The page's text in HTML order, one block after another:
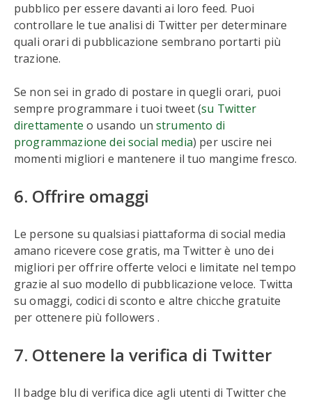
pubblico per essere davanti ai loro feed. Puoi
controllare le tue analisi di Twitter per determinare
quali orari di pubblicazione sembrano portarti più
trazione.
Se non sei in grado di postare in quegli orari, puoi
sempre programmare i tuoi tweet (su Twitter
direttamente o usando unstrumento di
programmazione dei social media) per uscire nei
momenti migliori e mantenere il tuo mangime fresco.
6. Offrire omaggi
Le persone su qualsiasi piattaforma di social media
amano ricevere cose gratis, ma Twitter è uno dei
migliori per offrire offerte veloci e limitate nel tempo
grazie al suo modello di pubblicazione veloce. Twitta
su omaggi, codici di sconto e altre chicche gratuite
per ottenere più followers .
7. Ottenere la verifica di Twitter
Il badge blu di verifica dice agli utenti di Twitter che